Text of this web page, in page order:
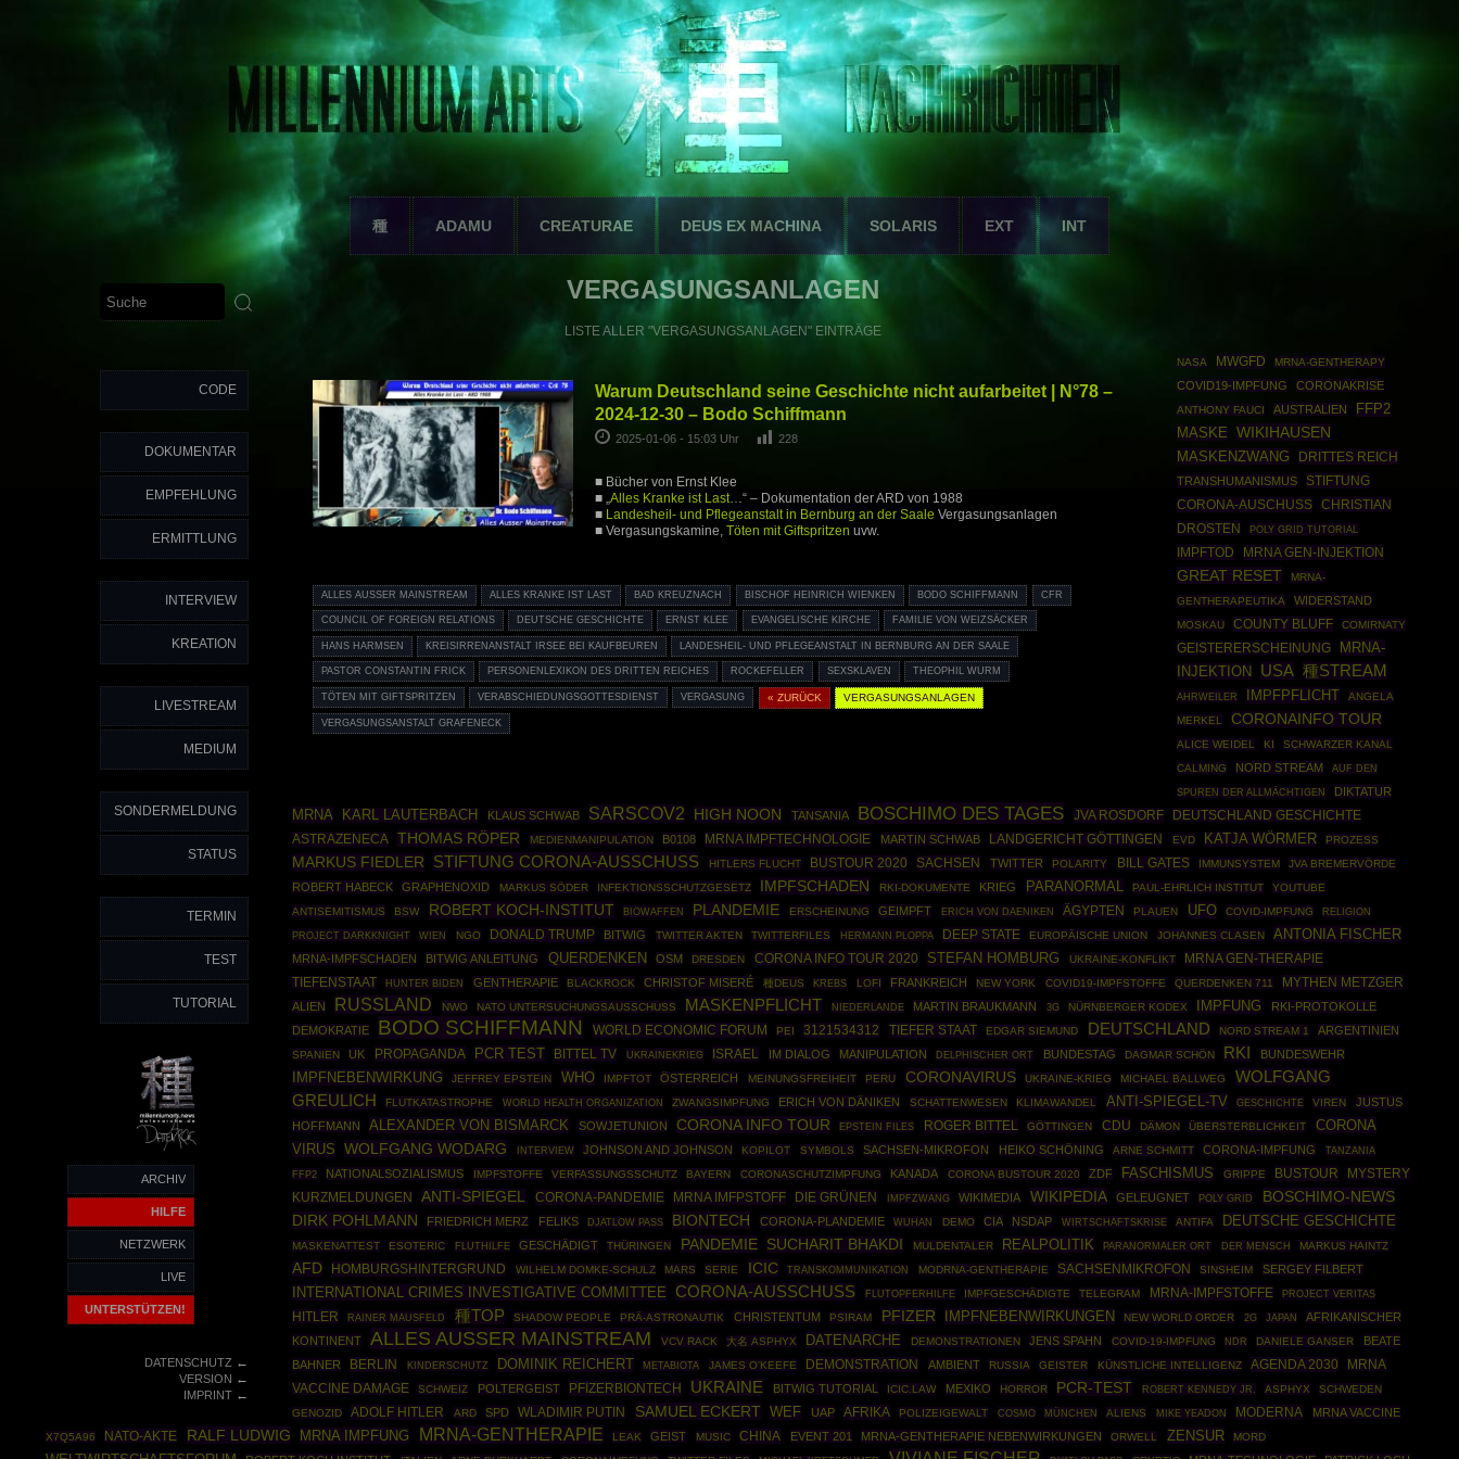
種 ADAMU CREATURAE DEUS EX MACHINA SOLARIS EXT INT
CODE
DOKUMENTAR
EMPFEHLUNG
ERMITTLUNG
INTERVIEW
KREATION
LIVESTREAM
MEDIUM
SONDERMELDUNG
STATUS
TERMIN
TEST
TUTORIAL
ARCHIV
HILFE
NETZWERK
LIVE
UNTERSTÜTZEN!
DATENSCHUTZ←
VERSION ←
IMPRINT←
VERGASUNGSANLAGEN
LISTE ALLER "VERGASUNGSANLAGEN" EINTRÄGE
Warum Deutschland seine Geschichte nicht aufarbeitet | N°78 –
2024-12-30 – Bodo Schiffmann
2025-01-06 - 15:03 Uhr 228
■ Bücher von Ernst Klee
■ „Alles Kranke ist Last…“ – Dokumentation der ARD von 1988
■ Landesheil- und Pflegeanstalt in Bernburg an der Saale Vergasungsanlagen
■ Vergasungskamine, Töten mit Giftspritzen uvw.
ALLES AUSSER MAINSTREAM ALLES KRANKE IST LAST BAD KREUZNACH BISCHOF HEINRICH WIENKEN BODO SCHIFFMANN CFR
COUNCIL OF FOREIGN RELATIONS DEUTSCHE GESCHICHTE ERNST KLEE EVANGELISCHE KIRCHE FAMILIE VON WEIZSÄCKER
HANS HARMSEN KREISIRRENANSTALT IRSEE BEI KAUFBEUREN LANDESHEIL- UND PFLEGEANSTALT IN BERNBURG AN DER SAALE
PASTOR CONSTANTIN FRICK PERSONENLEXIKON DES DRITTEN REICHES ROCKEFELLER SEXSKLAVEN THEOPHIL WURM
TÖTEN MIT GIFTSPRITZEN VERABSCHIEDUNGSGOTTESDIENST VERGASUNG « ZURÜCK VERGASUNGSANLAGEN
VERGASUNGSANSTALT GRAFENECK
NASA MWGFD MRNA-GENTHERAPY
COVID19-IMPFUNG CORONAKRISE
ANTHONY FAUCI AUSTRALIEN
FFP2
MASKE
WIKIHAUSEN
MASKENZWANG DRITTES REICH
TRANSHUMANISMUS
STIFTUNG
CORONA-AUSCHUSS
CHRISTIAN
DROSTEN
POLY GRID TUTORIAL
IMPFTOD MRNA GEN-INJEKTION
GREAT RESET
MRNA-
GENTHERAPEUTIKA
WIDERSTAND
MOSKAU COUNTY BLUFF COMIRNATY
GEISTERERSCHEINUNG
MRNA-
INJEKTION
USA 種STREAM
AHRWEILER IMPFPFLICHT
ANGELA
MERKEL
CORONAINFO TOUR
ALICE WEIDEL KI
SCHWARZER KANAL
CALMING
NORD STREAM AUF DEN
SPUREN DER ALLMÄCHTIGEN DIKTATUR
MRNA KARL LAUTERBACH KLAUS SCHWAB SARSCOV2 HIGH NOON TANSANIA BOSCHIMO DES TAGES JVA ROSDORF DEUTSCHLAND GESCHICHTE
ASTRAZENECA THOMAS RÖPER MEDIENMANIPULATION B0108 MRNA IMPFTECHNOLOGIE MARTIN SCHWAB LANDGERICHT GÖTTINGEN EVD KATJA WÖRMER PROZESS
MARKUS FIEDLER STIFTUNG CORONA-AUSSCHUSS HITLERS FLUCHT BUSTOUR 2020 SACHSEN TWITTER POLARITY BILL GATES IMMUNSYSTEM JVA BREMERVÖRDE
ROBERT HABECK GRAPHENOXID MARKUS SÖDER INFEKTIONSSCHUTZGESETZ IMPFSCHADEN RKI-DOKUMENTE KRIEG PARANORMAL PAUL-EHRLICH INSTITUT
YOUTUBE
ANTISEMITISMUS
BSW ROBERT KOCH-INSTITUT BIOWAFFEN PLANDEMIE ERSCHEINUNG GEIMPFT ERICH VON DAENIKEN ÄGYPTEN PLAUEN UFO COVID-IMPFUNG RELIGION
PROJECT DARKKNIGHT WIEN NGO DONALD TRUMP BITWIG TWITTER AKTEN TWITTERFILES HERMANN PLOPPA DEEP STATE EUROPÄISCHE UNION JOHANNES CLASEN ANTONIA FISCHER
MRNA-IMPFSCHADEN BITWIG ANLEITUNG QUERDENKEN OSM DRESDEN CORONA INFO TOUR 2020 STEFAN HOMBURG UKRAINE-KONFLIKT MRNA GEN-THERAPIE
TIEFENSTAAT HUNTER BIDEN GENTHERAPIE BLACKROCK CHRISTOF MISERÉ 種DEUS KREBS LOFI FRANKREICH NEW YORK COVID19-IMPFSTOFFE QUERDENKEN 711 MYTHEN METZGER
ALIEN RUSSLAND NWO NATO UNTERSUCHUNGSAUSSCHUSS MASKENPFLICHT NIEDERLANDE MARTIN BRAUKMANN 3G NÜRNBERGER KODEX IMPFUNG
RKI-PROTOKOLLE
DEMOKRATIE
BODO SCHIFFMANN WORLD ECONOMIC FORUM PEI 3121534312 TIEFER STAAT EDGAR SIEMUND DEUTSCHLAND NORD STREAM 1 ARGENTINIEN
SPANIEN UK PROPAGANDA PCR TEST BITTEL TV UKRAINEKRIEG ISRAEL IM DIALOG MANIPULATION DELPHISCHER ORT BUNDESTAG DAGMAR SCHÖN RKI BUNDESWEHR
IMPFNEBENWIRKUNG JEFFREY EPSTEIN WHO IMPFTOT ÖSTERREICH MEINUNGSFREIHEIT PERU CORONAVIRUS UKRAINE-KRIEG MICHAEL BALLWEG
WOLFGANG
GREULICH
FLUTKATASTROPHE WORLD HEALTH ORGANIZATION ZWANGSIMPFUNG ERICH VON DÄNIKEN SCHATTENWESEN KLIMAWANDEL ANTI-SPIEGEL-TV GESCHICHTE VIREN
JUSTUS
HOFFMANN
ALEXANDER VON BISMARCK SOWJETUNION CORONA INFO TOUR EPSTEIN FILES ROGER BITTEL GÖTTINGEN CDU DÄMON ÜBERSTERBLICHKEIT
CORONA
VIRUS
WOLFGANG WODARG INTERVIEW JOHNSON AND JOHNSON KOPILOT SYMBOLS SACHSEN-MIKROFON HEIKO SCHÖNING ARNE SCHMITT CORONA-IMPFUNG TANZANIA
FFP2 NATIONALSOZIALISMUS IMPFSTOFFE VERFASSUNGSSCHUTZ BAYERN CORONASCHUTZIMPFUNG KANADA CORONA BUSTOUR 2020 ZDF FASCHISMUS GRIPPE BUSTOUR
MYSTERY
KURZMELDUNGEN
ANTI-SPIEGEL CORONA-PANDEMIE MRNA IMFPSTOFF DIE GRÜNEN IMPFZWANG WIKIMEDIA WIKIPEDIA GELEUGNET POLY GRID
BOSCHIMO-NEWS
DIRK POHLMANN
FRIEDRICH MERZ FELIKS DJATLOW PASS BIONTECH CORONA-PLANDEMIE WUHAN DEMO CIA NSDAP WIRTSCHAFTSKRISE ANTIFA DEUTSCHE GESCHICHTE
MASKENATTEST ESOTERIC FLUTHILFE GESCHÄDIGT THÜRINGEN PANDEMIE SUCHARIT BHAKDI MULDENTALER REALPOLITIK PARANORMALER ORT DER MENSCH MARKUS HAINTZ
AFD HOMBURGSHINTERGRUND WILHELM DOMKE-SCHULZ MARS SERIE ICIC TRANSKOMMUNIKATION MODRNA-GENTHERAPIE SACHSENMIKROFON SINSHEIM SERGEY FILBERT
INTERNATIONAL CRIMES INVESTIGATIVE COMMITTEE CORONA-AUSSCHUSS FLUTOPFERHILFE IMPFGESCHÄDIGTE TELEGRAM MRNA-IMPFSTOFFE PROJECT VERITAS
HITLER RAINER MAUSFELD 種TOP SHADOW PEOPLE PRÄ-ASTRONAUTIK CHRISTENTUM PSIRAM PFIZER IMPFNEBENWIRKUNGEN NEW WORLD ORDER 2G JAPAN
AFRIKANISCHER
KONTINENT
ALLES AUSSER MAINSTREAM VCV RACK 大名 ASPHYX DATENARCHE DEMONSTRATIONEN JENS SPAHN COVID-19-IMPFUNG NDR DANIELE GANSER
BEATE
BAHNER
BERLIN KINDERSCHUTZ DOMINIK REICHERT METABIOTA JAMES O'KEEFE DEMONSTRATION AMBIENT RUSSIA GEISTER KÜNSTLICHE INTELLIGENZ AGENDA 2030
MRNA
VACCINE DAMAGE
SCHWEIZ POLTERGEIST PFIZERBIONTECH UKRAINE BITWIG TUTORIAL ICIC.LAW MEXIKO HORROR PCR-TEST ROBERT KENNEDY JR. ASPHYX
SCHWEDEN
GENOZID
ADOLF HITLER ARD SPD WLADIMIR PUTIN SAMUEL ECKERT WEF UAP AFRIKA POLIZEIGEWALT COSMO MÜNCHEN ALIENS MIKE YEADON MODERNA MRNA VACCINE
X7Q5A96 NATO-AKTE RALF LUDWIG MRNA IMPFUNG MRNA-GENTHERAPIE LEAK GEIST MUSIC CHINA EVENT 201 MRNA-GENTHERAPIE NEBENWIRKUNGEN ORWELL ZENSUR MORD